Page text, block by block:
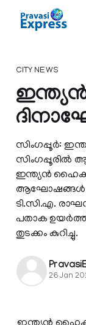
CITY NEWS
ഇന്ത്യന്‍
സിംഗപ്പൂര്‍:
സിംഗപ്പൂരില്‍
ഇന്ത്യന്‍
ആഘോഷങ്ങള്‍
ടി.സി.എ.
പതാക
തുടക്കം കുറിച്ചു.
26 Jan